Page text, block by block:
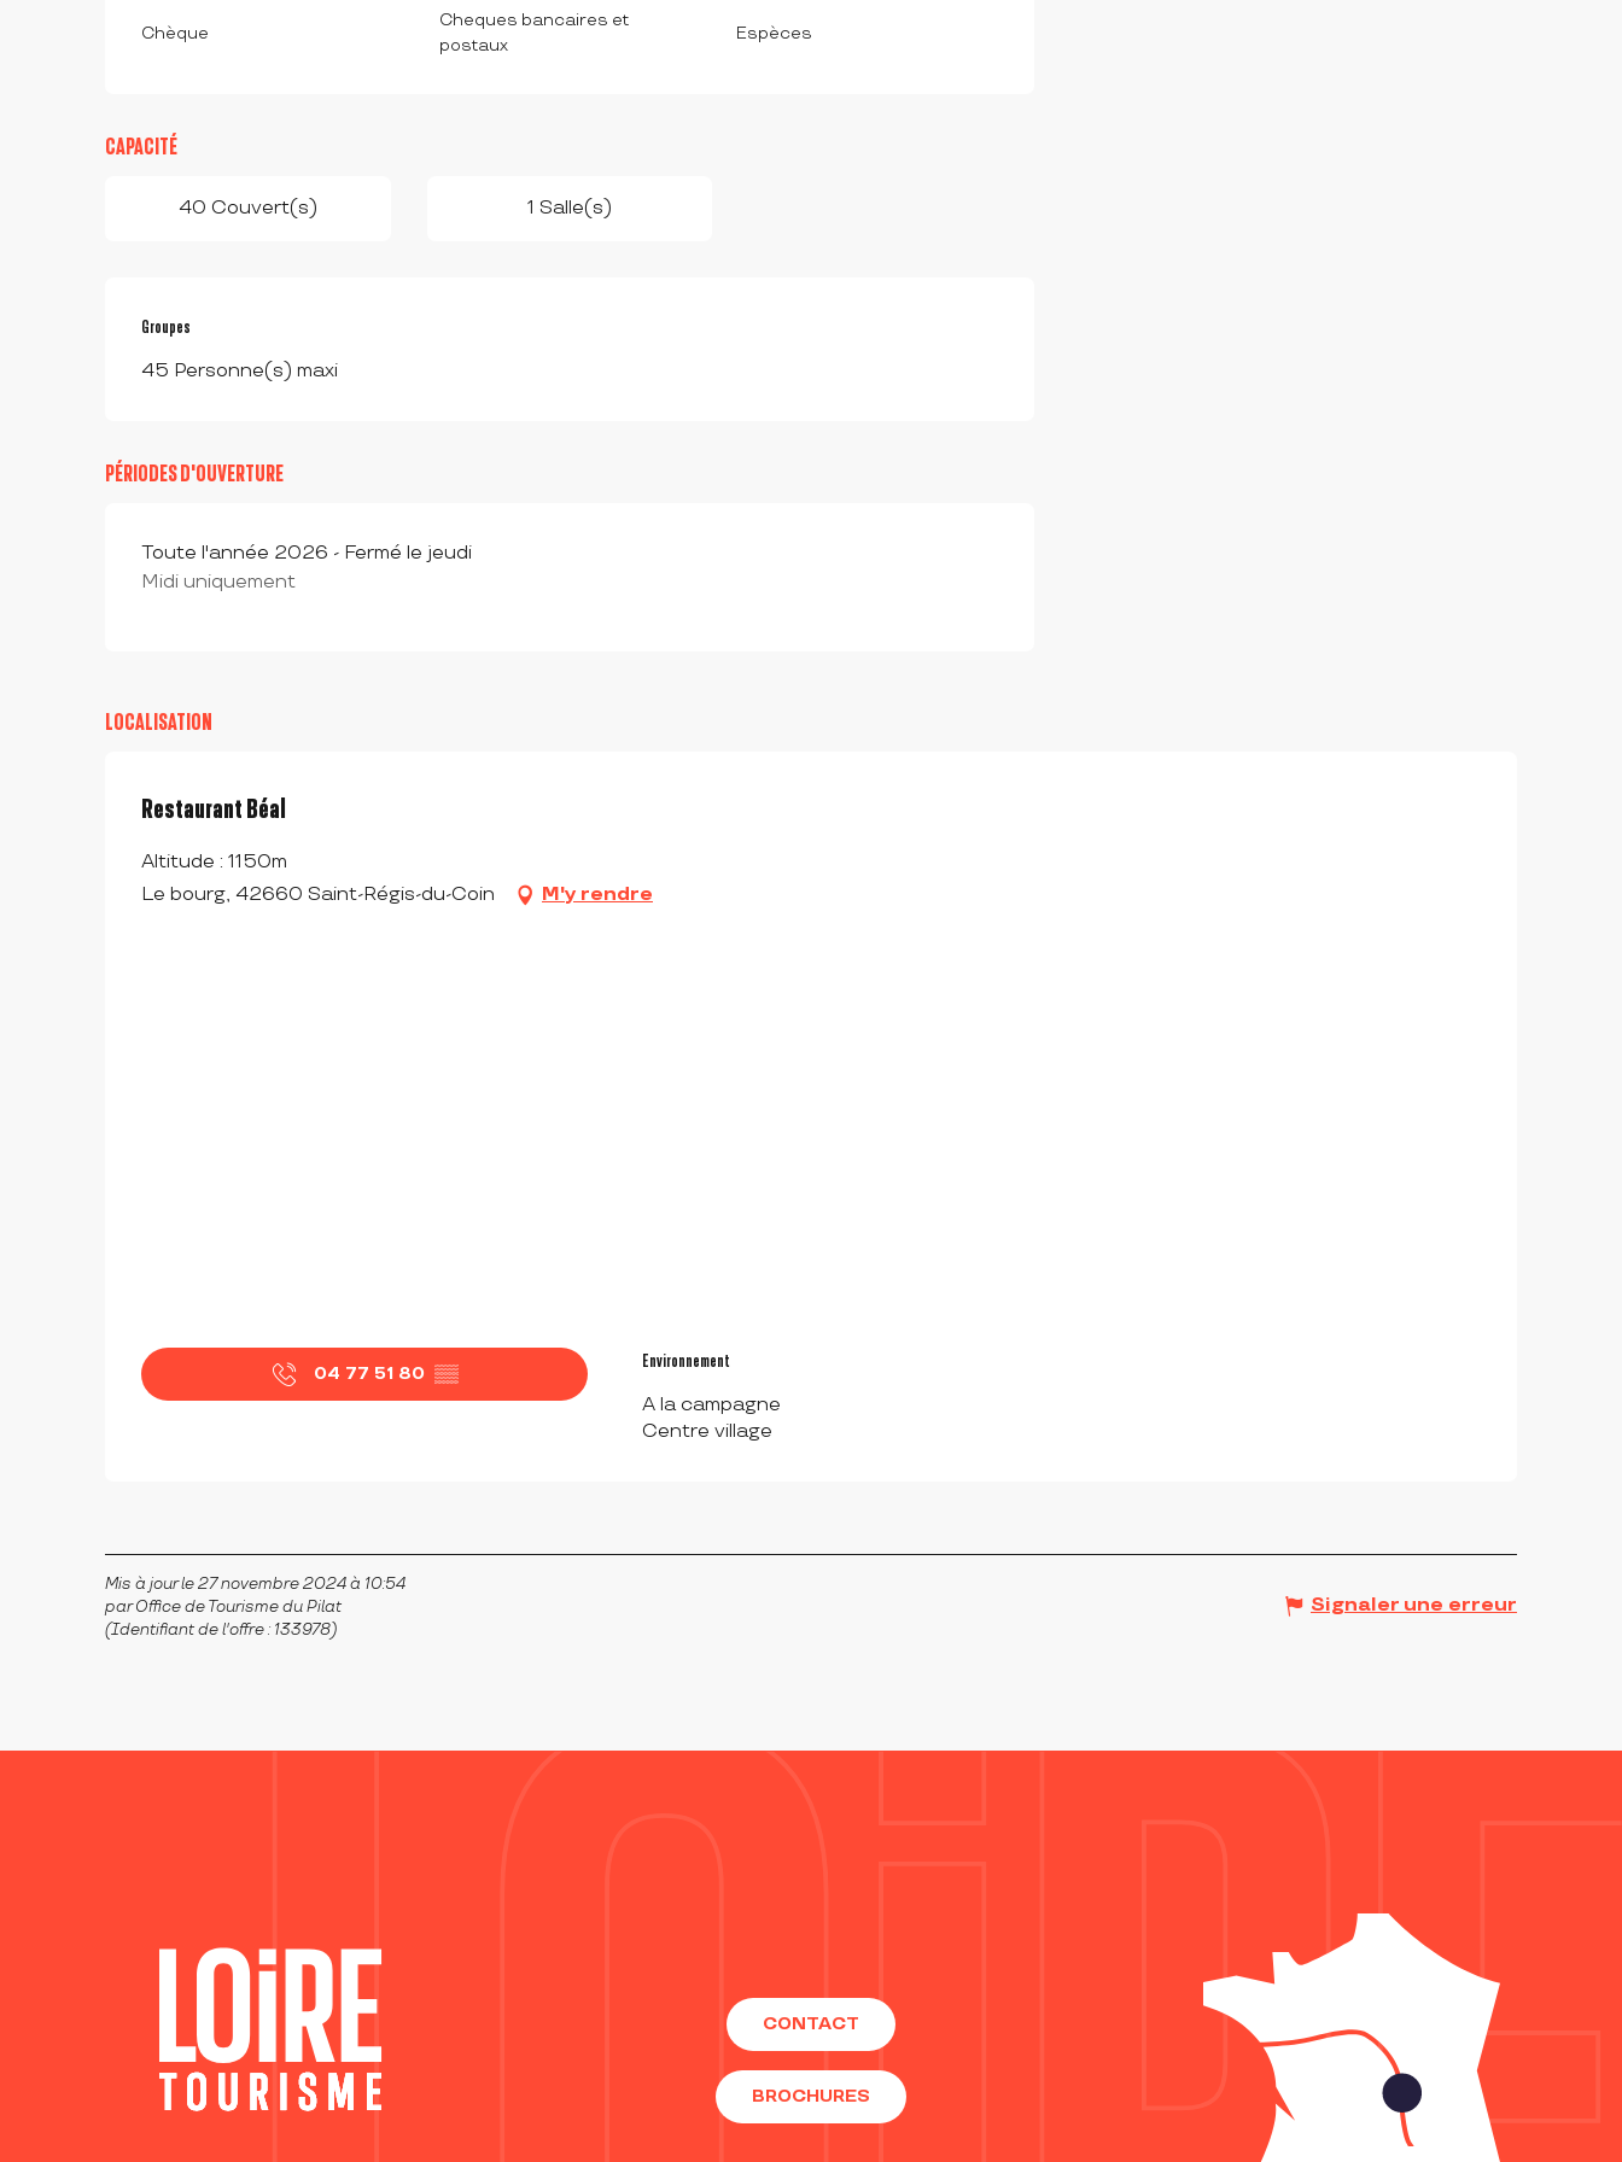
Chèque
Cheques bancaires et
postaux
Espèces
CAPACITÉ
40 Couvert(s) 1 Salle(s)
Groupes
Groupes
45 Personne(s) maxi
PÉRIODES D'OUVERTURE
Toute l'année 2026 - Fermé le jeudi
Midi uniquement
LOCALISATION
Restaurant Béal
Altitude : 1150m
Le bourg, 42660 Saint-Régis-du-Coin
M'y rendre
04 77 51 80 ▒▒
Environnement
Environnement
A la campagne
Centre village
Mis à jour le 27 novembre 2024 à 10:54
par Office de Tourisme du Pilat
(Identifiant de l'offre : 133978)
Signaler une erreur
CONTACT
BROCHURES